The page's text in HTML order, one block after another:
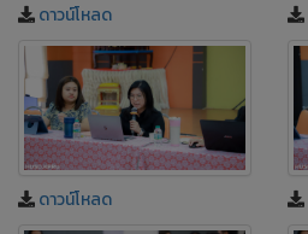
ดาวน์โหลด
ดาวน์โหลด